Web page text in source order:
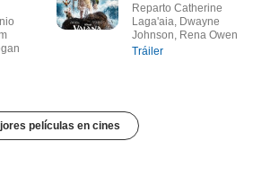
Reparto Catherine
Laga'aia, Dwayne
Johnson, Rena Owen
Tráiler
películas en cines